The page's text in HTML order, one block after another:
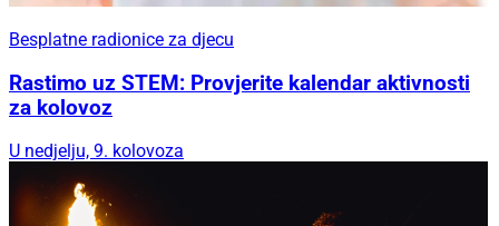
Besplatne radionice za djecu
Rastimo uz STEM: Provjerite kalendar aktivnosti
za kolovoz
U nedjelju, 9. kolovoza